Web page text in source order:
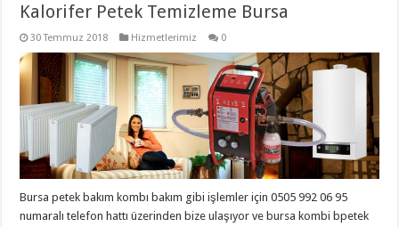
Kalorifer Petek Temizleme Bursa
30 Temmuz 2018 Hizmetlerimiz 0
Bursa petek bakım kombı bakım gibi işlemler için 0505 992 06 95
numaralı telefon hattı üzerinden bize ulaşıyor ve bursa kombi bpetek